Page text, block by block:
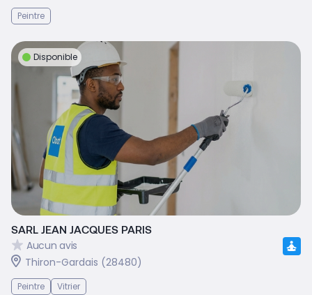
Peintre
Disponible
SARL JEAN JACQUES PARIS
Aucun avis
Thiron-Gardais (28480)
Peintre Vitrier